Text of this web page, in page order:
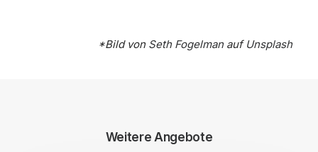
*Bild von Seth Fogelmanauf Unsplash
Weitere Angebote